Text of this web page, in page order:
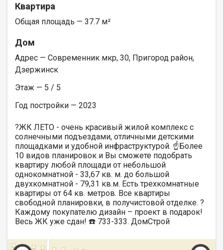
Квартира
Общая площадь — 37.7 м²
Дом
Адрес — Современник мкр, 30, Пригород район,
Дзержинск
Этаж — 5 / 5
Год постройки — 2023
?ЖК ЛЕТО - очень красивый жилой комплекс с
солнечными подъездами, отличными детскими
площадками и удобной инфраструктурой. ☝️Более
10 видов планировок и Вы сможете подобрать
квартиру любой площади от небольшой
однокомнатной - 33,67 кв. м. до большой
двухкомнатной - 79,31 кв.м. Есть трехкомнатные
квартиры от 64 кв. метров. Все квартиры
свободной планировки, в получистовой отделке. ?
Каждому покупателю дизайн – проект в подарок!
Весь ЖК уже сдан! ☎️ 733-333. ДомСтрой